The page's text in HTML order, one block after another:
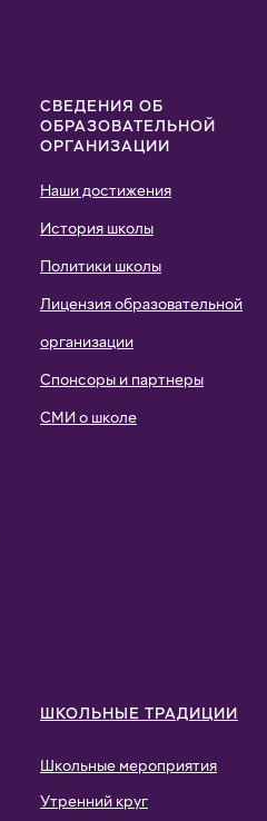
СВЕДЕНИЯ ОБ
ОБРАЗОВАТЕЛЬНОЙ
ОРГАНИЗАЦИИ
Наши достижения
История школы
Политики школы
Лицензия образовательной
организации
Спонсоры и партнеры
СМИ о школе
ШКОЛЬНЫЕ ТРАДИЦИИ
Школьные мероприятия
Утренний круг